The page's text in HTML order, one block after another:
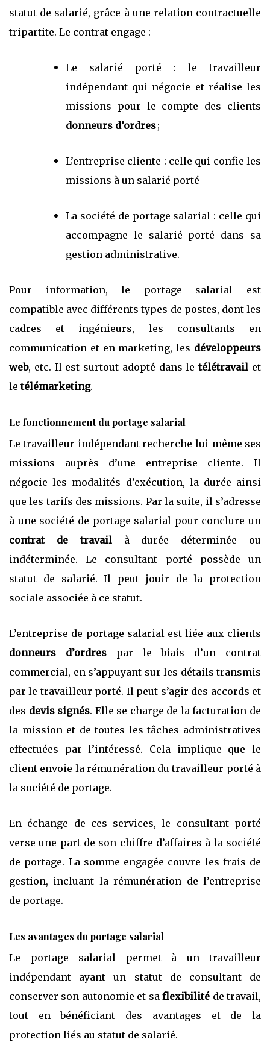
statut de salarié, grâce à une relation contractuelle
tripartite. Le contrat engage :
Le salarié porté : le travailleur
indépendant qui négocie et réalise les
missions pour le compte des clients
donneurs d’ordres;
L’entreprise cliente : celle qui confie les
missions à un salarié porté
La société de portage salarial : celle qui
accompagne le salarié porté dans sa
gestion administrative.
Pour information, le portage salarial est
compatible avec différents types de postes, dont les
cadres et ingénieurs, les consultants en
communication et en marketing, les développeurs
web, etc. Il est surtout adopté dans letélétravail et
letélémarketing.
Le fonctionnement du portage salarial
Le travailleur indépendant recherche lui-même ses
missions auprès d’une entreprise cliente. Il
négocie les modalités d’exécution, la durée ainsi
que les tarifs des missions. Par la suite, il s’adresse
à une société de portage salarial pour conclure un
contrat de travail à durée déterminée ou
indéterminée. Le consultant porté possède un
statut de salarié. Il peut jouir de la protection
sociale associée à ce statut.
L’entreprise de portage salarial est liée aux clients
donneurs d’ordrespar le biais d’un contrat
commercial, en s’appuyant sur les détails transmis
par le travailleur porté. Il peut s’agir des accords et
des devis signés. Elle se charge de la facturation de
la mission et de toutes les tâches administratives
effectuées par l’intéressé. Cela implique que le
client envoie la rémunération du travailleur porté à
la société de portage.
En échange de ces services, le consultant porté
verse une part de son chiffre d’affaires à la société
de portage. La somme engagée couvre les frais de
gestion, incluant la rémunération de l’entreprise
de portage.
Les avantages du portage salarial
Le portage salarial permet à un travailleur
indépendant ayant un statut de consultant de
conserver son autonomie et saflexibilité de travail,
tout en bénéficiant des avantages et de la
protection liés au statut de salarié.